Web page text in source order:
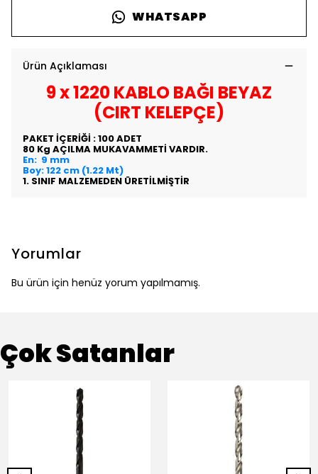
WHATSAPP
Ürün Açıklaması
9 x 1220KABLO BAĞI BEYAZ
(CIRT KELEPÇE)
PAKET İÇERİĞİ : 100 ADET
80 Kg AÇILMA MUKAVAMMETİ VARDIR.
En: 9 mm
Boy: 122 cm (1.22 Mt)
1. SINIF MALZEMEDEN ÜRETİLMİŞTİR
Yorumlar
Bu ürün için henüz yorum yapılmamış.
Çok Satanlar